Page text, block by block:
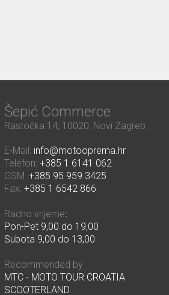
Šepić Commerce
Rastočka 14, 10020, Novi Zagreb
E-Mail: info@motooprema.hr
Telefon: +385 1 6141 062
GSM: +385 95 959 3425
Fax: +385 1 6542 866
Radno vrijeme:
Pon-Pet 9,00 do 19,00
Subota 9,00 do 13,00
Recommended by
MTC - MOTO TOUR CROATIA
SCOOTERLAND